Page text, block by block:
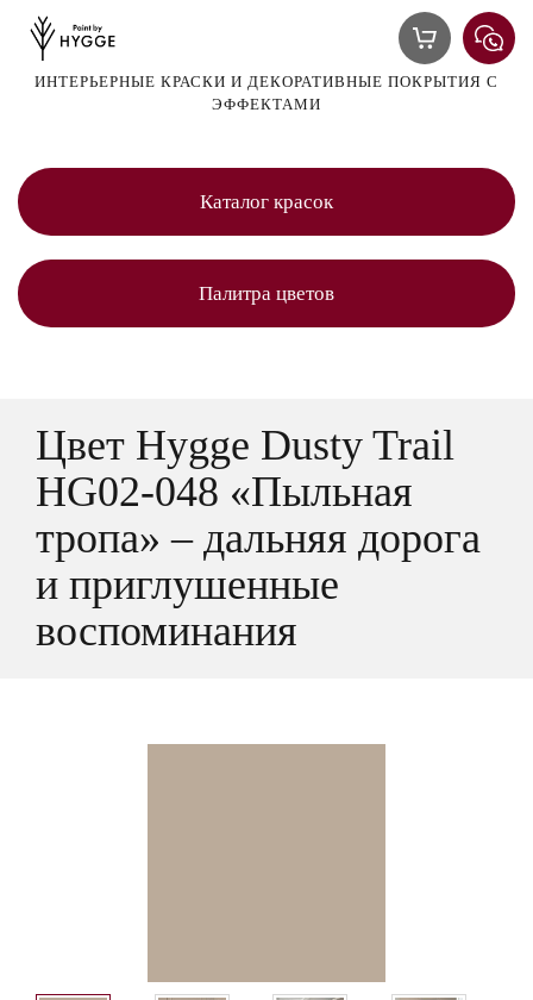
ИНТЕРЬЕРНЫЕ КРАСКИ И ДЕКОРАТИВНЫЕ ПОКРЫТИЯ С
ЭФФЕКТАМИ
Каталог красок
Палитра цветов
Цвет Hygge Dusty Trail
HG02-048 «Пыльная
тропа» – дальняя дорога
и приглушенные
воспоминания